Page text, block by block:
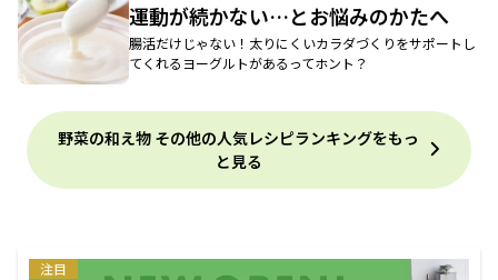
運動が続かない…とお悩みのかたへ
腸活だけじゃない！太りにくいカラダづくりをサポートし
てくれるヨーグルトがあるってホント？
野菜の和え物 その他の人気レシピランキングをもっ
と見る
注目